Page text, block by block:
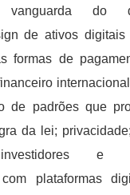
do
de ativos
formas de
de padrões que
da lei;
investidores e
plataformas